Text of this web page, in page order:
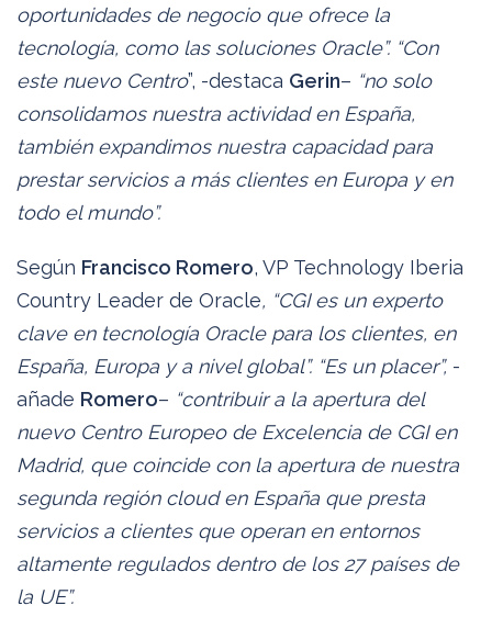
oportunidades de negocio que ofrece la
tecnología, como las soluciones Oracle”. “Con
este nuevo Centro”, -destaca Gerin– “no solo
consolidamos nuestra actividad en España,
también expandimos nuestra capacidad para
prestar servicios a más clientes en Europa y en
todo el mundo”.
Según Francisco Romero, VP Technology Iberia
Country Leader de Oracle, “CGI es un experto
clave en tecnología Oracle para los clientes, en
España, Europa y a nivel global”. “Es un placer”, -
añade Romero– “contribuir a la apertura del
nuevo Centro Europeo de Excelencia de CGI en
Madrid, que coincide con la apertura de nuestra
segunda región cloud en España que presta
servicios a clientes que operan en entornos
altamente regulados dentro de los 27 países de
la UE”.